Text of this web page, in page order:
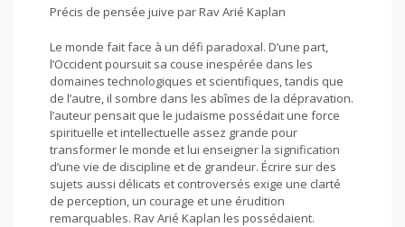
Précis de pensée juive par Rav Arié Kaplan
Le monde fait face à un défi paradoxal. D’une part,
l’Occident poursuit sa couse inespérée dans les
domaines technologiques et scientifiques, tandis que
de l’autre, il sombre dans les abîmes de la dépravation.
l’auteur pensait que le judaïsme possédait une force
spirituelle et intellectuelle assez grande pour
transformer le monde et lui enseigner la signification
d’une vie de discipline et de grandeur. Écrire sur des
sujets aussi délicats et controversés exige une clarté
de perception, un courage et une érudition
remarquables. Rav Arié Kaplan les possédaient.